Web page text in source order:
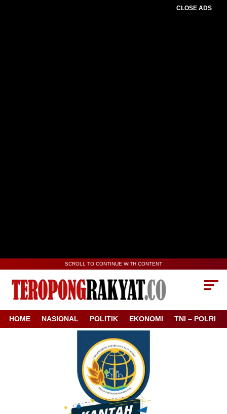
CLOSE ADS
SCROLL TO CONTINUE WITH CONTENT
HOME NASIONAL POLITIK EKONOMI TNI – POLRI